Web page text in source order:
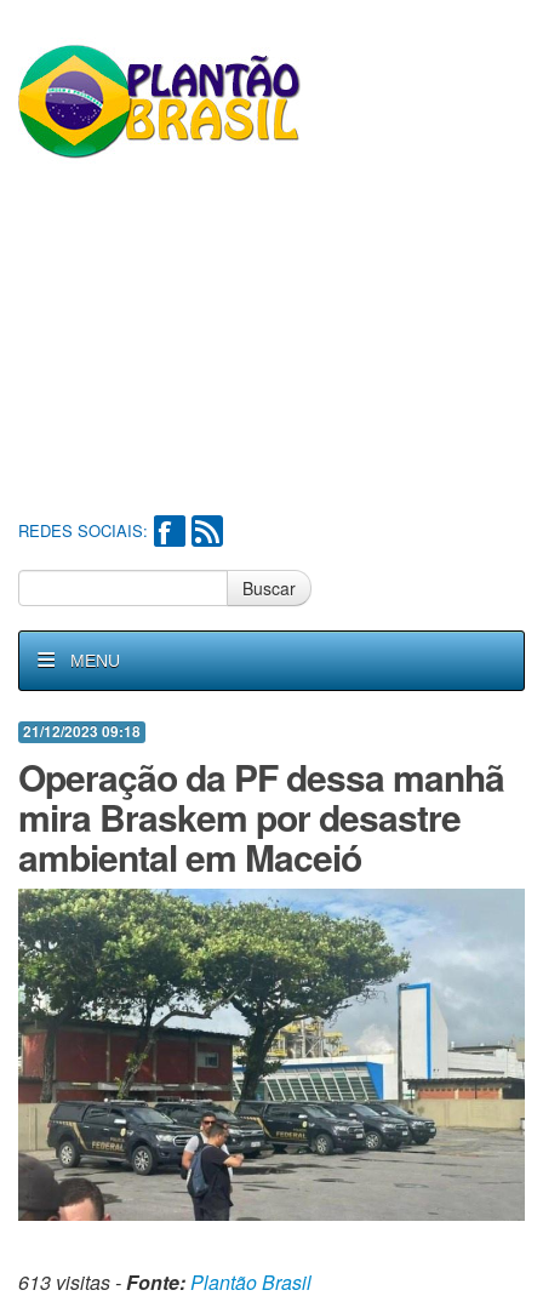
REDES SOCIAIS:
Buscar
MENU
21/12/2023 09:18
Operação da PF dessa manhã
mira Braskem por desastre
ambiental em Maceió
613 visitas -Fonte:Plantão Brasil